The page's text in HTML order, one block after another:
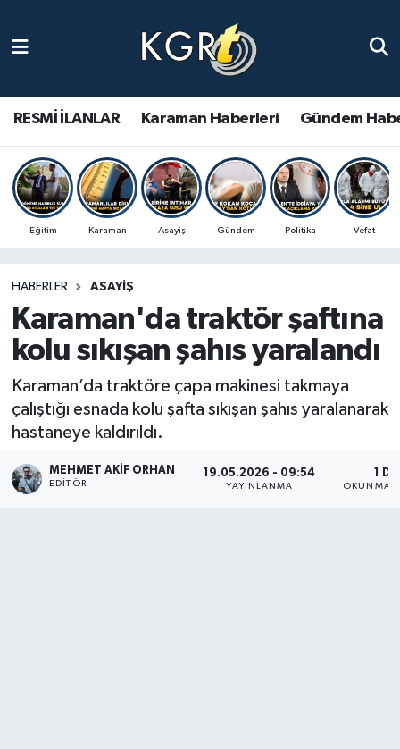
RESMİ İLANLAR Karaman Haberleri Gündem
Eğitim Karaman Asayiş Gündem Politika Vefat
HABERLER ASAYIŞ
Karaman'da traktör şaftına
kolu sıkışan şahıs yaralandı
Karaman’da traktöre çapa makinesi takmaya
çalıştığı esnada kolu şafta sıkışan şahıs yaralanarak
hastaneye kaldırıldı.
MEHMET AKIF ORHAN
EDITÖR
19.05.2026 - 09:54
YAYINLANMA
1 DK
OKUNMA
Gündem Haberleri
Güncel Haberler
Spor Haberleri
Ulusal Haberler
Vefat Edenler